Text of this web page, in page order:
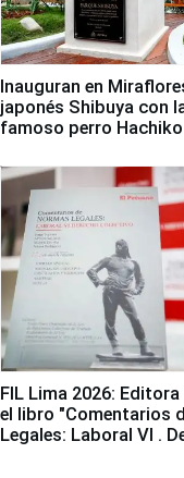
Inauguran en
japonés Shibuya con
famoso perro Hachiko
FIL Lima 2026:
el libro "Comentarios
Legales: Laboral Vl .